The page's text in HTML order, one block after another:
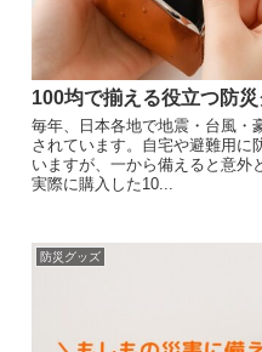
100均で揃える役立つ防災
毎年、日本各地で地震・台風・
されています。自宅や避難用に
いますが、一から備えると意外
実際に購入した10...
防災グッズ